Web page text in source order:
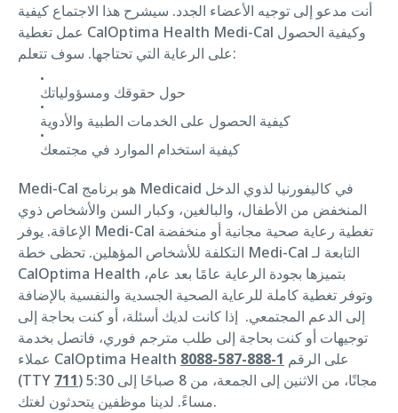
أنت مدعو إلى توجيه الأعضاء الجدد. سيشرح هذا الاجتماع كيفية
عمل تغطية CalOptima Health Medi-Cal وكيفية الحصول
على الرعاية التي تحتاجها. سوف تتعلم:
حول حقوقك ومسؤولياتك
كيفية الحصول على الخدمات الطبية والأدوية
كيفية استخدام الموارد في مجتمعك
Medi-Cal هو برنامج Medicaid في كاليفورنيا لذوي الدخل
المنخفض من الأطفال، والبالغين، وكبار السن والأشخاص ذوي
الإعاقة. يوفر Medi-Cal تغطية رعاية صحية مجانية أو منخفضة
التكلفة للأشخاص المؤهلين. تحظى خطة Medi-Cal التابعة لـ
CalOptima Health بتميزها بجودة الرعاية عامًا بعد عام،
وتوفر تغطية كاملة للرعاية الصحية الجسدية والنفسية بالإضافة
إلى الدعم المجتمعي. إذا كانت لديك أسئلة، أو كنت بحاجة إلى
توجيهات أو كنت بحاجة إلى طلب مترجم فوري، فاتصل بخدمة
عملاء CalOptima Health على الرقم 1-888-587-8088
(TTY 711) مجانًا، من الاثنين إلى الجمعة، من 8 صباحًا إلى 5:30
مساءً. لدينا موظفين يتحدثون لغتك.